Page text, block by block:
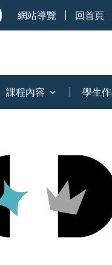
網站導覽 回首頁
課程內容 學生